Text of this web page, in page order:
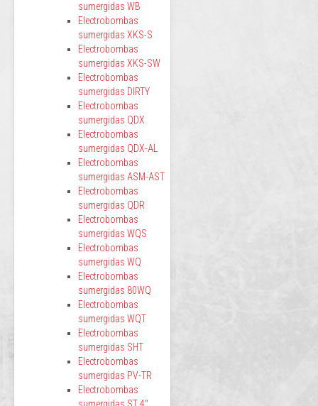
sumergidas WB
Electrobombas
sumergidas XKS-S
Electrobombas
sumergidas XKS-SW
Electrobombas
sumergidas DIRTY
Electrobombas
sumergidas QDX
Electrobombas
sumergidas QDX-AL
Electrobombas
sumergidas ASM-AST
Electrobombas
sumergidas QDR
Electrobombas
sumergidas WQS
Electrobombas
sumergidas WQ
Electrobombas
sumergidas 80WQ
Electrobombas
sumergidas WQT
Electrobombas
sumergidas SHT
Electrobombas
sumergidas PV-TR
Electrobombas